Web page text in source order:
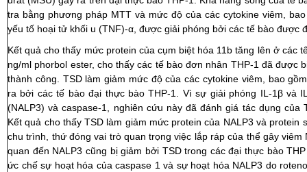
tra bằng phương pháp MTT và mức độ của các cytokine viêm,
yếu tố hoại tử khối u (TNF)-α, được giải phóng bởi các tế bào được
Kết quả cho thấy mức protein của cụm biệt hóa 11b tăng lên ở các
ng/ml phorbol ester, cho thấy các tế bào đơn nhân THP-1 đã được
thành công. TSD làm giảm mức độ của các cytokine viêm, bao
ra bởi các tế bào đại thực bào THP-1. Vì sự giải phóng IL-1β và
(NALP3) và caspase-1, nghiên cứu này đã đánh giá tác dụng của
Kết quả cho thấy TSD làm giảm mức protein của NALP3 và protein
chu trình, thứ đóng vai trò quan trọng việc lắp ráp của thể gây viêm
quan đến NALP3 cũng bị giảm bởi TSD trong các đại thực bào
ức chế sự hoạt hóa của caspase 1 và sự hoạt hóa NALP3 do